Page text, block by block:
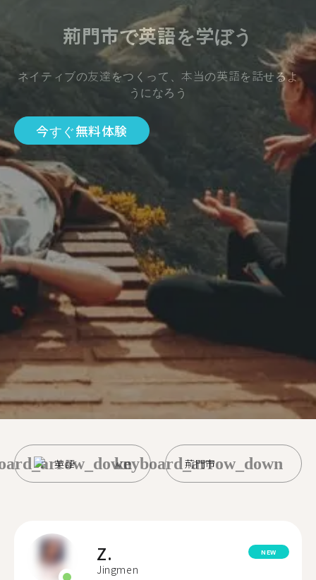
荊門市で英語を学ぼう
ネイティブの友達をつくって、本当の英語を話せるよ
うになろう
今すぐ無料体験
英語 荊門市
keyboard_arrow_down
Z.
Jingmen
NEW